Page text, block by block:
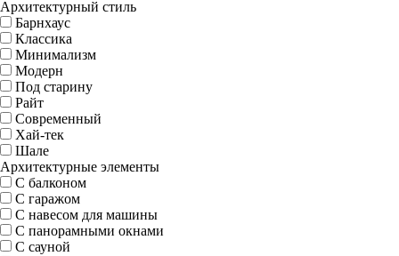
Архитектурный стиль
Барнхаус
Классика
Минимализм
Модерн
Под старину
Райт
Современный
Хай-тек
Шале
Архитектурные элементы
С балконом
С гаражом
С навесом для машины
С панорамными окнами
С сауной